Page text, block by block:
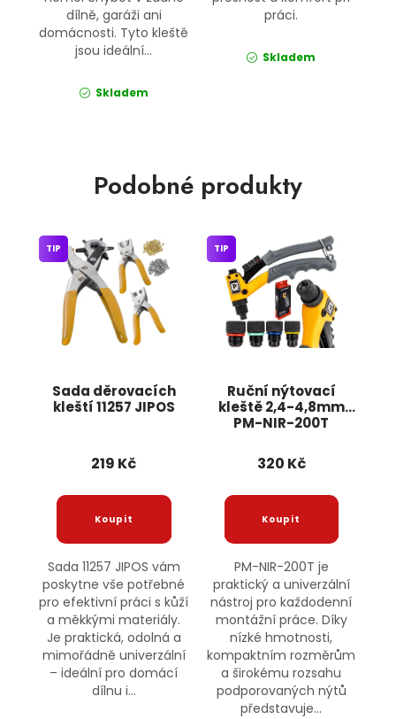
dílně, garáži ani
domácnosti. Tyto kleště
jsou ideální...
Skladem
práci.
Skladem
Podobné produkty
Sada děrovacích
kleští 11257 JIPOS
TIP
219 Kč
Sada 11257 JIPOS vám
poskytne vše potřebné
pro efektivní práci s kůží
a měkkými materiály.
Je praktická, odolná a
mimořádně univerzální
– ideální pro domácí
dílnu i...
Ruční nýtovací
kleště 2,4-4,8mm
PM-NIR-200T
TIP
320 Kč
PM-NIR-200T je
praktický a univerzální
nástroj pro každodenní
montážní práce. Díky
nízké hmotnosti,
kompaktním rozměrům
a širokému rozsahu
podporovaných nýtů
představuje...